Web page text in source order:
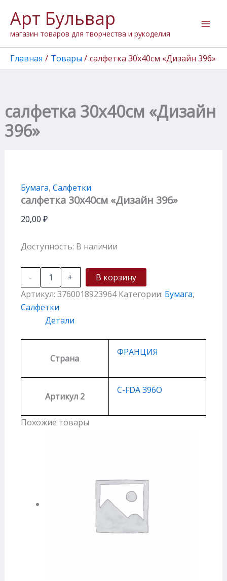
содержимому
Арт Бульвар
магазин товаров для творчества и рукоделия
Главная Товары салфетка 30х40см «Дизайн 396»
салфетка 30х40см «Дизайн
396»
Бумага, Салфетки
салфетка 30х40см «Дизайн 396»
20,00 ₽
Доступность: В наличии
-
товара
салфетка
30х40см
"Дизайн
396"
+
В корзину
Артикул: 3760018923964 Категории: Бумага,
Салфетки
Детали
Страна
ФРАНЦИЯ
Артикул 2
C-FDA 396O
Похожие товары